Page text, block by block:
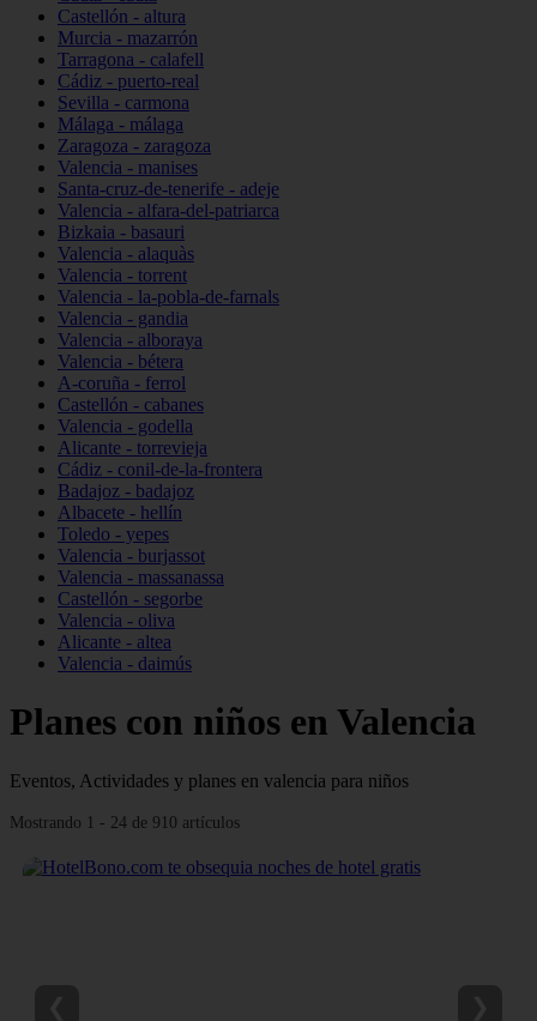
Castellón - altura
Murcia - mazarrón
Tarragona - calafell
Cádiz - puerto-real
Sevilla - carmona
Málaga - málaga
Zaragoza - zaragoza
Valencia - manises
Santa-cruz-de-tenerife - adeje
Valencia - alfara-del-patriarca
Bizkaia - basauri
Valencia - alaquàs
Valencia - torrent
Valencia - la-pobla-de-farnals
Valencia - gandia
Valencia - alboraya
Valencia - bétera
A-coruña - ferrol
Castellón - cabanes
Valencia - godella
Alicante - torrevieja
Cádiz - conil-de-la-frontera
Badajoz - badajoz
Albacete - hellín
Toledo - yepes
Valencia - burjassot
Valencia - massanassa
Castellón - segorbe
Valencia - oliva
Alicante - altea
Valencia - daimús
Planes con niños en Valencia
Eventos, Actividades y planes en valencia para niños
Mostrando 1 - 24 de 910 artículos